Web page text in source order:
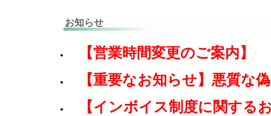
お知らせ
【営業時間変更のご案内】
【重要なお知らせ】悪質な
【インボイス制度に関する